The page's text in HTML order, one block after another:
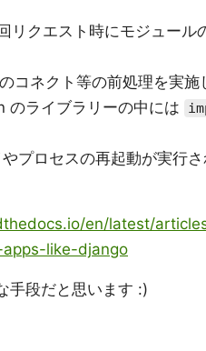
リクエスト時にモジュール
コネクト等の前処理を実施
のライブラリーの中には
プロセスの再起動が実行
en/latest/
like-django
手段だと思います :)